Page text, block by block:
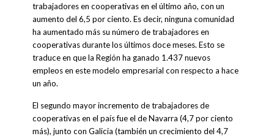
trabajadores en cooperativas en el último año, con un
aumento del 6,5 por ciento. Es decir, ninguna comunidad
ha aumentado más su número de trabajadores en
cooperativas durante los últimos doce meses. Esto se
traduce en que la Región ha ganado 1.437 nuevos
empleos en este modelo empresarial con respecto a hace
un año.
El segundo mayor incremento de trabajadores de
cooperativas en el país fue el de Navarra (4,7 por ciento
más), junto con Galicia (también un crecimiento del 4,7